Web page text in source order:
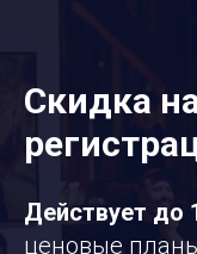
Скидка
Действует до
ценовые